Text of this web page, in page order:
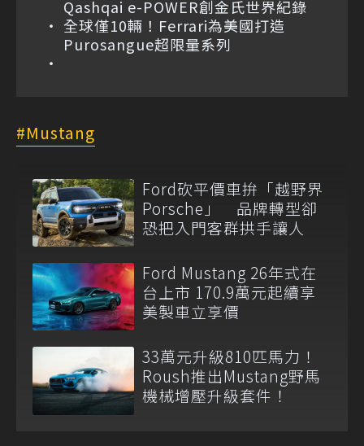
Qashqai e-POWER創金氏世界紀錄
全球僅10輛！Ferrari為美國打造
Purosangue超限量系列
Mustang
Ford砍平價車拚「越野界
Porsche」 品牌轉型卻
恐把入門客群拱手讓人
Ford Mustang 26年式在
台上市 170.9萬元起續享
美製車立享價
33萬元升級810匹馬力！
Roush推出Mustang野馬
機械增壓升級套件！